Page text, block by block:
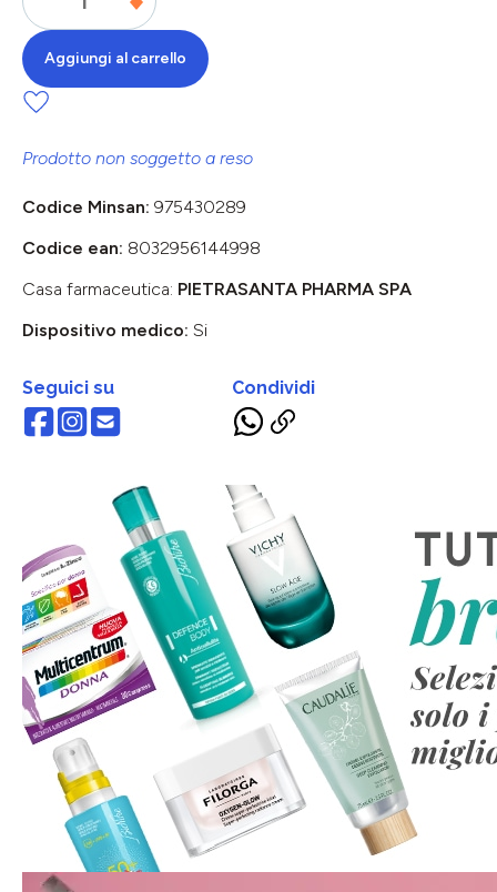
Aggiungi al carrello
Prodotto non soggetto a reso
Codice Minsan: 975430289
Codice ean: 8032956144998
Casa farmaceutica: PIETRASANTA PHARMA SPA
Dispositivo medico: Si
Seguici su Condividi